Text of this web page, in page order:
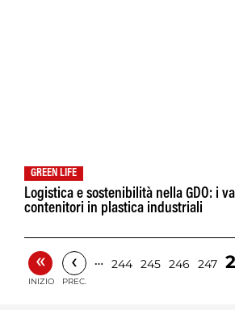
GREEN LIFE
Logistica e sostenibilità nella GDO: i
contenitori in plastica industriali
«
INIZIO
‹
PREC.
… 244 245 246 247